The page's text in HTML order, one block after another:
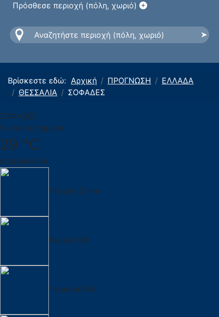
Πρόσθεσε περιοχή (πόλη, χωριό)
Βρίσκεστε εδώ: Αρχική ΠΡΟΓΝΩΣΗ
ΕΛΛΑΔΑ
ΘΕΣΣΑΛΙΑ
ΣΟΦΑΔΕΣ
ΣΟΦΑΔΕΣ
Ο καιρός σήμερα
29 °C
ΗΛΙΟΦΑΝΕΙΑ
Υετός0.0 mm
Άνεμοι1 Bf
Υγρασία34%